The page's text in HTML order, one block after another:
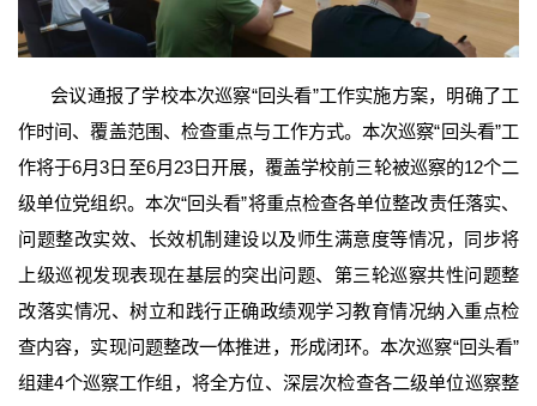
会议通报了学校本次巡察“回头看”工作实施方案，明确了工
作时间、覆盖范围、检查重点与工作方式。本次巡察“回头看”工
作将于6月3日至6月23日开展，覆盖学校前三轮被巡察的12个二
级单位党组织。本次“回头看”将重点检查各单位整改责任落实、
问题整改实效、长效机制建设以及师生满意度等情况，同步将
上级巡视发现表现在基层的突出问题、第三轮巡察共性问题整
改落实情况、树立和践行正确政绩观学习教育情况纳入重点检
查内容，实现问题整改一体推进，形成闭环。本次巡察“回头看”
组建4个巡察工作组，将全方位、深层次检查各二级单位巡察整